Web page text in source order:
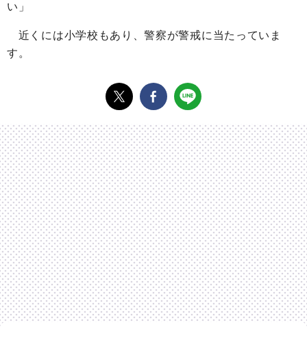
い」
近くには小学校もあり、警察が警戒に当たっていま
す。